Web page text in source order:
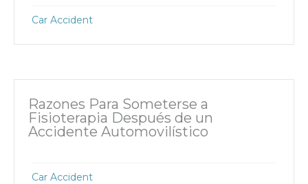
Car Accident
Razones Para Someterse a
Fisioterapia Después de un
Accidente Automovilístico
Car Accident